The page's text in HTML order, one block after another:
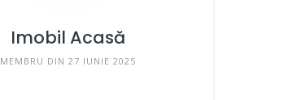
Imobil Acasă
MEMBRU DIN 27 IUNIE 2025